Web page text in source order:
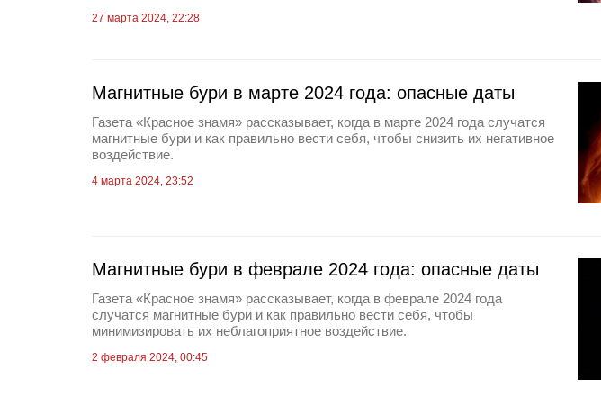
27 марта 2024, 22:28
Магнитные бури в марте 2024 года: опасные даты
Газета «Красное знамя» рассказывает, когда в марте 2024 года случатся
магнитные бури и как правильно вести себя, чтобы снизить их негативное
воздействие.
4 марта 2024, 23:52
Магнитные бури в феврале 2024 года: опасные даты
Газета «Красное знамя» рассказывает, когда в феврале 2024 года
случатся магнитные бури и как правильно вести себя, чтобы
минимизировать их неблагоприятное воздействие.
2 февраля 2024, 00:45